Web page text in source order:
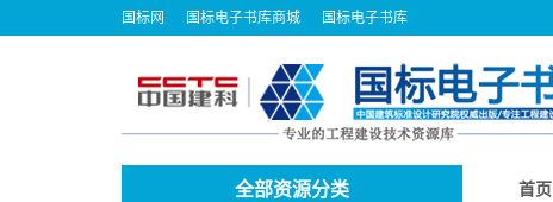
国标网 国标电子书库商城 国标电子书库
全部资源分类 首页